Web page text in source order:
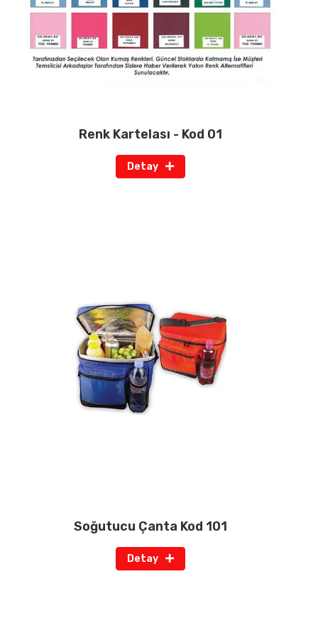
Renk Kartelası - Kod 01
Detay
Soğutucu Çanta Kod 101
Detay